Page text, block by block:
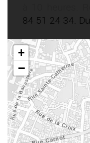
84 51 24 34. Du
+
−